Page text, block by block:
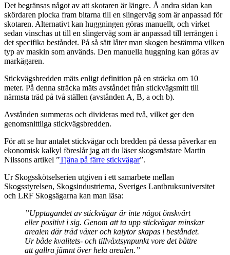
Det begränsas något av att skotaren är längre. Å andra sidan kan
skördaren plocka fram bitarna till en slingerväg som är anpassad för
skotaren. Alternativt kan huggningen göras manuellt, och virket
sedan vinschas ut till en slingerväg som är anpassad till terrängen i
det specifika beståndet. På så sätt låter man skogen bestämma vilken
typ av maskin som används. Den manuella huggning kan göras av
markägaren.
Stickvägsbredden mäts enligt definition på en sträcka om 10
meter. På denna sträcka mäts avståndet från stickvägsmitt till
närmsta träd på två ställen (avstånden A, B, a och b).
Avstånden summeras och divideras med två, vilket ger den
genomsnittliga stickvägsbredden.
För att se hur antalet stickvägar och bredden på dessa påverkar en
ekonomisk kalkyl föreslår jag att du läser skogsmästare Martin
Nilssons artikel ”Tjäna på färre stickvägar”.
Ur Skogsskötselserien utgiven i ett samarbete mellan
Skogsstyrelsen, Skogsindustrierna, Sveriges Lantbruksuniversitet
och LRF Skogsägarna kan man läsa:
”Upptagandet av stickvägar är inte något önskvärt
eller positivt i sig. Genom att ta upp stickvägar minskar
arealen där träd växer och kalytor skapas i beståndet.
Ur både kvalitets- och tillväxtsynpunkt vore det bättre
att gallra jämnt över hela arealen.”